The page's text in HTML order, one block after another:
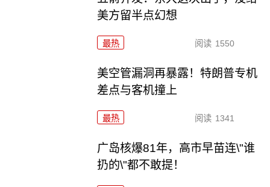
美方留半点幻想
最热 阅读 1550
美空管漏洞再暴露！特朗普专机
差点与客机撞上
最热 阅读 1341
广岛核爆81年，高市早苗连\"谁
扔的\"都不敢提！